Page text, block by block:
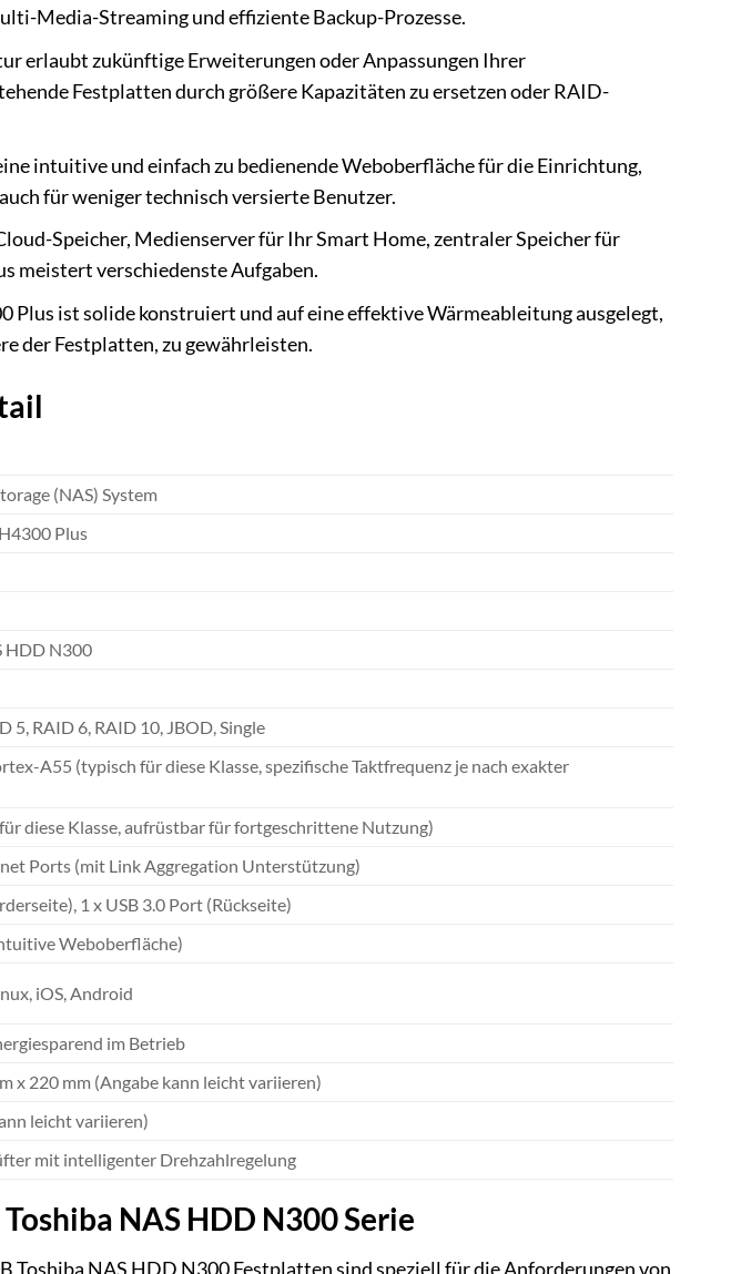
Media-Streaming und effiziente Backup-Prozesse.
erlaubt zukünftige Erweiterungen oder Anpassungen Ihrer
Festplatten durch größere Kapazitäten zu ersetzen oder RAID-
intuitive und einfach zu bedienende Weboberfläche für die Einrichtung,
für weniger technisch versierte Benutzer.
Speicher, Medienserver für Ihr Smart Home, zentraler Speicher für
meistert verschiedenste Aufgaben.
Plus ist solide konstruiert und auf eine effektive Wärmeableitung ausgelegt,
der Festplatten, zu gewährleisten.
(NAS) System
Plus
HDD N300
5, RAID 6, RAID 10, JBOD, Single
A55 (typisch für diese Klasse, spezifische Taktfrequenz je nach exakter
diese Klasse, aufrüstbar für fortgeschrittene Nutzung)
Ports (mit Link Aggregation Unterstützung)
1 x USB 3.0 Port (Rückseite)
Weboberfläche)
iOS, Android
im Betrieb
x 220 mm (Angabe kann leicht variieren)
leicht variieren)
mit intelligenter Drehzahlregelung
NAS HDD N300 Serie
Toshiba NAS HDD N300 Festplatten sind speziell für die Anforderungen von